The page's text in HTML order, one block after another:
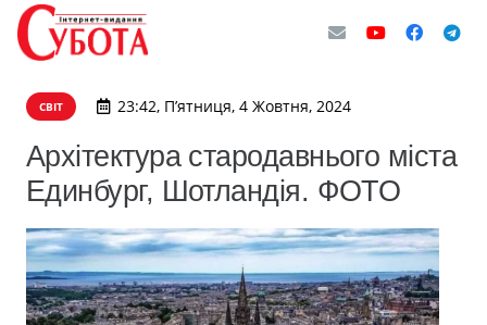
СВІТ 23:42, П’ятниця, 4 Жовтня, 2024
Архітектура стародавнього міста
Единбург, Шотландія. ФОТО